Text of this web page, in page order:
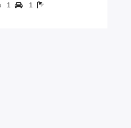
1 1